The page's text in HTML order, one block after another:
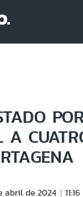
A
abril de 2024